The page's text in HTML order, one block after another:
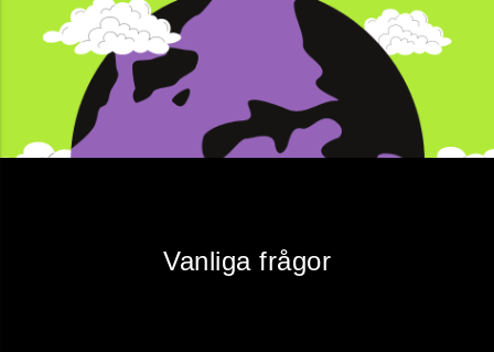
Vanliga frågor